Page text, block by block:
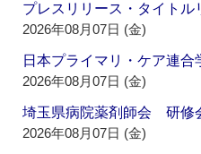
プレスリリース・タイト
2026年08月07日 (金)
日本プライマリ・ケア連
2026年08月07日 (金)
埼玉県病院薬剤師会 研
2026年08月07日 (金)